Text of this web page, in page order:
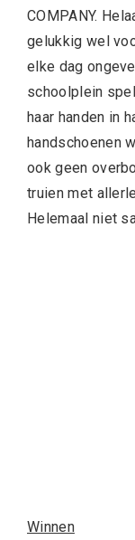
COMPANY.
gelukkig wel
elke dag
schoolplein
haar handen in
handschoenen
ook geen
truien met
Helemaal niet
Winnen